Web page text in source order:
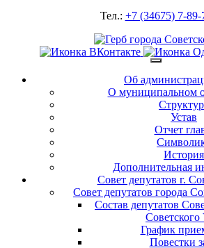
Тел.: +7 (34675) 7-89-
Об
О муниципальном
Устав
Отчет
История
Дополнительная
Совет депутатов г.
Совет депутатов города
Состав депутатов
Советского
График
Повестки